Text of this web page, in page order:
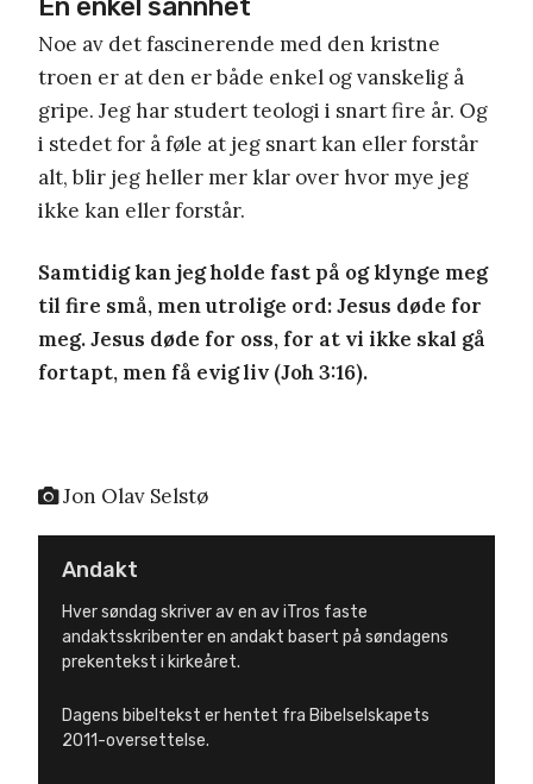
En enkel sannhet
Noe av det fascinerende med den kristne
troen er at den er både enkel og vanskelig å
gripe. Jeg har studert teologi i snart fire år. Og
i stedet for å føle at jeg snart kan eller forstår
alt, blir jeg heller mer klar over hvor mye jeg
ikke kan eller forstår.
Samtidig kan jeg holde fast på og klynge meg
til fire små, men utrolige ord: Jesus døde for
meg. Jesus døde for oss, for at vi ikke skal gå
fortapt, men få evig liv (Joh 3:16).
Jon Olav Selstø
Andakt
Hver søndag skriver av en av iTros faste
andaktsskribenter en andakt basert på søndagens
prekentekst i kirkeåret.
Dagens bibeltekst er hentet fra Bibelselskapets
2011-oversettelse.